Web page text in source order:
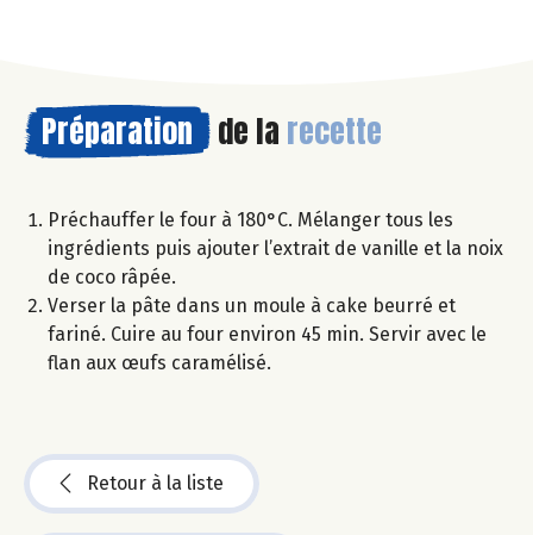
Préparation de la recette
Préchauffer le four à 180°C. Mélanger tous les
ingrédients puis ajouter l’extrait de vanille et la noix
de coco râpée.
Verser la pâte dans un moule à cake beurré et
fariné. Cuire au four environ 45 min. Servir avec le
flan aux œufs caramélisé.
Retour à la liste